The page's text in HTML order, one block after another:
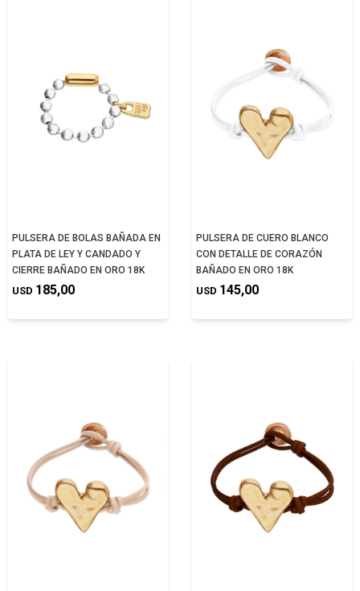
PULSERA DE BOLAS BAÑADA EN
PLATA DE LEY Y CANDADO Y
CIERRE BAÑADO EN ORO 18K
USD 185,00
PULSERA DE CUERO BLANCO
CON DETALLE DE CORAZÓN
BAÑADO EN ORO 18K
USD 145,00